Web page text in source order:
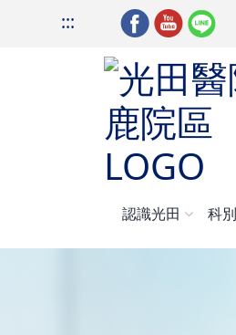
:::
認識光田 科